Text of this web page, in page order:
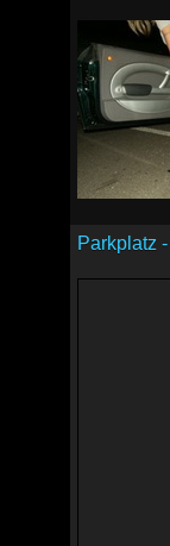
Parkplatz